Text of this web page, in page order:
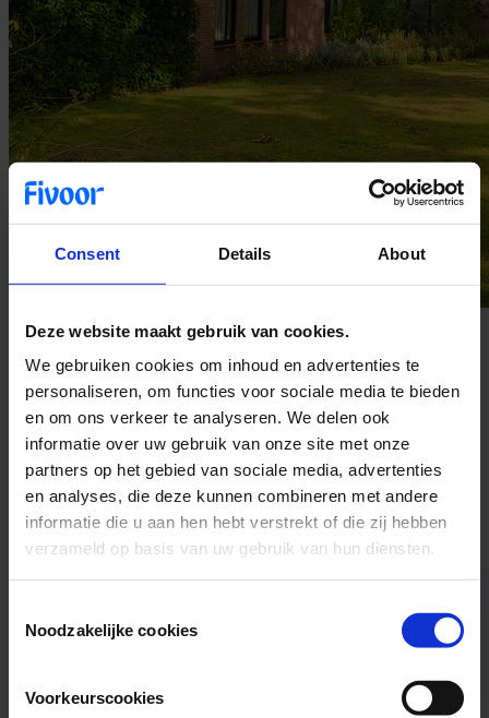
Consent Details About
Deze website maakt gebruik van cookies.
We gebruiken cookies om inhoud en advertenties te
personaliseren, om functies voor sociale media te bieden
en om ons verkeer te analyseren. We delen ook
informatie over uw gebruik van onze site met onze
partners op het gebied van sociale media, advertenties
en analyses, die deze kunnen combineren met andere
informatie die u aan hen hebt verstrekt of die zij hebben
verzameld op basis van uw gebruik van hun diensten.
Selection
Noodzakelijke cookies
Voorkeurscookies
Neem een kijkje bij FPA Utrecht met de
online tour
Wier+ zit op dit moment samen met FPA Utrecht in het gebouw aan
de Distelvlinder 5 in Den Dolder. Het gebouw waar Wier+ in
gevestigd zat (Dagpauwoog 1) is tijdelijk buiten gebruik. Ben je
benieuwd hoe FPA Utrecht er vanbinnen uitziet? Neem dan een
kijkje met de online tour. Klik op de button om de tour te starten.